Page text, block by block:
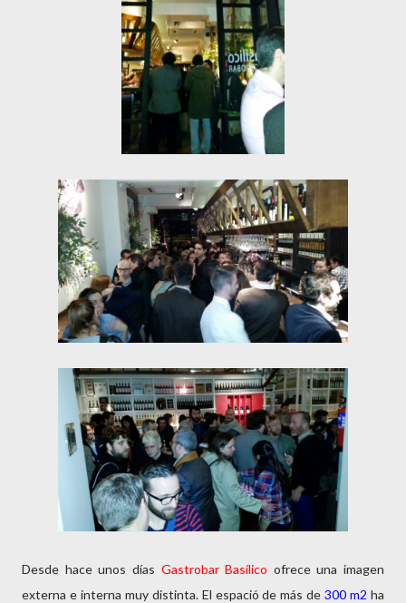
Desde hace unos días Gastrobar Basílico ofrece una imagen
externa e interna muy distinta. El espació de más de300 m2 ha